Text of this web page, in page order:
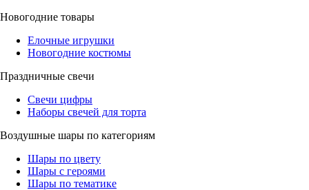
Новогодние товары
Елочные игрушки
Новогодние костюмы
Праздничные свечи
Свечи цифры
Наборы свечей для торта
Воздушные шары по категориям
Шары по цвету
Шары с героями
Шары по тематике